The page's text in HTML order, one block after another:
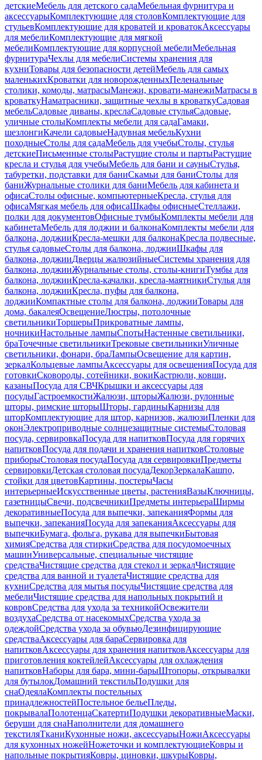
детскиеМебель для детского садаМебельная фурнитура и
аксессуарыКомплектующие для столовКомплектующие для
стульевКомплектующие для кроватей и кроватокАксессуары
для мебелиКомплектующие для мягкой
мебелиКомплектующие для корпусной мебелиМебельная
фурнитураЧехлы для мебелиСистемы хранения для
кухниТовары для безопасности детейМебель для самых
маленькихКроватки для новорожденныхПеленальные
столики, комоды, матрасыМанежи, кровати-манежиМатрасы в
кроваткуНаматрасники, защитные чехлы в кроваткуСадовая
мебельСадовые диваны, креслаСадовые стульяСадовые,
уличные столыКомплекты мебели для садаГамаки,
шезлонгиКачели садовыеНадувная мебельКухни
походныеСтолы для садаМебель для учебыСтолы, стулья
детскиеПисьменные столыРастущие столы и партыРастущие
кресла и стулья для учебыМебель для бани и сауныСтулья,
табуретки, подставки для баниСкамьи для баниСтолы для
баниЖурнальные столики для баниМебель для кабинета и
офисаСтолы офисные, компьютерныеКресла, стулья для
офисаМягкая мебель для офисаШкафы офисныеСтеллажи,
полки для документовОфисные тумбыКомплекты мебели для
кабинетаМебель для лоджии и балконаКомплекты мебели для
балкона, лоджииКресла-мешки для балконаКресла подвесные,
стулья садовыеСтолы для балкона, лоджииШкафы для
балкона, лоджииДверцы жалюзийныеСистемы хранения для
балкона, лоджииЖурнальные столы, столы-книгиТумбы для
балкона, лоджииКресла-качалки, кресла-маятникиСтулья для
балкона, лоджииКресла, пуфы для балкона,
лоджииКомпактные столы для балкона, лоджииТовары для
дома, бакалеяОсвещениеЛюстры, потолочные
светильникиТоршерыПрикроватные лампы,
ночникиНастольные лампыСпотыНастенные светильники,
браТочечные светильникиТрековые светильникиУличные
светильники, фонари, браЛампыОсвещение для картин,
зеркалКольцевые лампыАксессуары для освещенияПосуда для
готовкиСковороды, сотейники, вокиКастрюли, ковши,
казаныПосуда для СВЧКрышки и аксессуары для
посудыГастроемкостиЖалюзи, шторыЖалюзи, рулонные
шторы, римские шторыШторы, гардиныКарнизы для
шторКомплектующие для штор, карнизов, жалюзиПленки для
оконЭлектроприводные солнцезащитные системыСтоловая
посуда, сервировкаПосуда для напитковПосуда для горячих
напитковПосуда для подачи и хранения напитковСтоловые
приборыСтоловая посудаПосуда для сервировкиПредметы
сервировкиДетская столовая посудаДекорЗеркалаКашпо,
стойки для цветовКартины, постерыЧасы
интерьерныеИскусственные цветы, растенияВазыКлючницы,
газетницыСвечи, подсвечникиПредметы интерьераШирмы
декоративныеПосуда для выпечки, запеканияФормы для
выпечки, запеканияПосуда для запеканияАксессуары для
выпечкиБумага, фольга, рукава для выпечкиБытовая
химияСредства для стиркиСредства для посудомоечных
машинУниверсальные, специальные чистящие
средстваЧистящие средства для стекол и зеркалЧистящие
средства для ванной и туалетаЧистящие средства для
кухниСредства для мытья посудыЧистящие средства для
мебелиЧистящие средства для напольных покрытий и
ковровСредства для ухода за техникойОсвежители
воздухаСредства от насекомыхСредства ухода за
одеждойСредства ухода за обувьюДезинфицирующие
средстваАксессуары для бараСервировка для
напитковАксессуары для хранения напитковАксессуары для
приготовления коктейлейАксессуары для охлаждения
напитковНаборы для бара, мини-барыШтопоры, открывалки
для бутылокДомашний текстильПодушки для
снаОдеялаКомплекты постельных
принадлежностейПостельное бельеПледы,
покрывалаПолотенцаСкатертиПодушки декоративныеМаски,
беруши для снаНаполнители для домашнего
текстиляТканиКухонные ножи, аксессуарыНожиАксессуары
для кухонных ножейНожеточки и комплектующиеКовры и
напольные покрытияКовры, циновки, шкурыКовры,